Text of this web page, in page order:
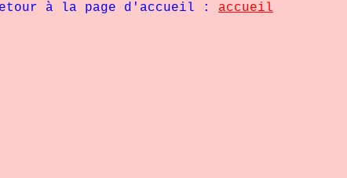
à la page d'accueil : accueil